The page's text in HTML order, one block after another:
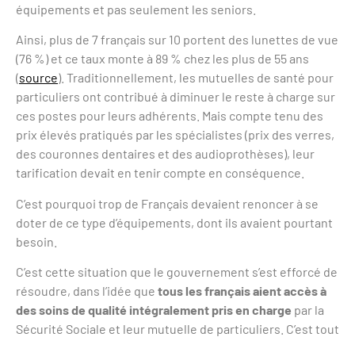
équipements et pas seulement les seniors.
Ainsi, plus de 7 français sur 10 portent des lunettes de vue
(76 %) et ce taux monte à 89 % chez les plus de 55 ans
(source). Traditionnellement, les mutuelles de santé pour
particuliers ont contribué à diminuer le reste à charge sur
ces postes pour leurs adhérents. Mais compte tenu des
prix élevés pratiqués par les spécialistes (prix des verres,
des couronnes dentaires et des audioprothèses), leur
tarification devait en tenir compte en conséquence.
C’est pourquoi trop de Français devaient renoncer à se
doter de ce type d’équipements, dont ils avaient pourtant
besoin.
C’est cette situation que le gouvernement s’est efforcé de
résoudre, dans l’idée que tous les français aient accès à
des soins de qualité intégralement pris en charge par la
Sécurité Sociale et leur mutuelle de particuliers. C’est tout